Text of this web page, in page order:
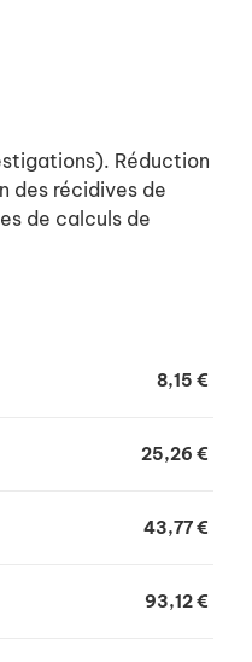
Réduction
des récidives de
de calculs de
chatons, les
8,15 €
25,26 €
43,77 €
93,12 €